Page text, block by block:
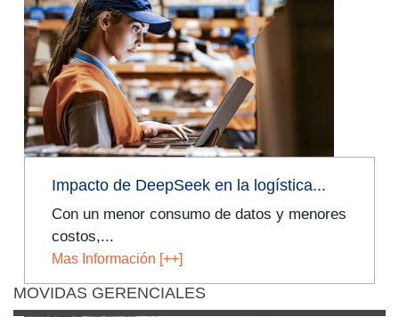
Facebook
TwitterLinkedIn
Impacto de DeepSeek en la logística...
Con un menor consumo de datos y menores
costos,...
Mas Información [++]
MOVIDAS GERENCIALES